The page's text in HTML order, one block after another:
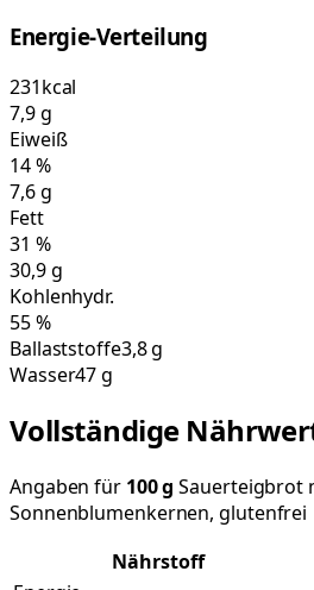
Energie-Verteilung
231kcal
7,9g
Eiweiß
14%
7,6g
Fett
31 %
30,9g
Kohlenhydr.
55%
Ballaststoffe3,8 g
Wasser47 g
Vollständige
Angaben für 100g Sauerteigbrot
Sonnenblumenkernen, glutenfrei
Nährstoff